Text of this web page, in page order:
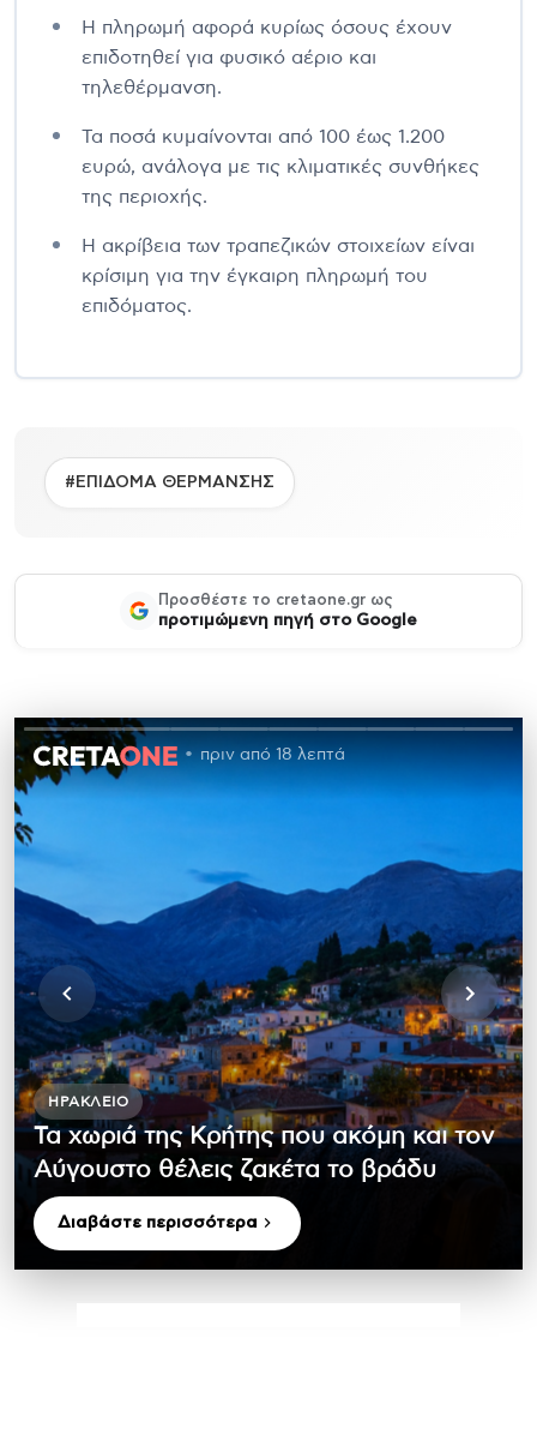
Η πληρωμή αφορά κυρίως όσους έχουν
επιδοτηθεί για φυσικό αέριο και
τηλεθέρμανση.
Τα ποσά κυμαίνονται από 100 έως 1.200
ευρώ, ανάλογα με τις κλιματικές συνθήκες
της περιοχής.
Η ακρίβεια των τραπεζικών στοιχείων είναι
κρίσιμη για την έγκαιρη πληρωμή του
επιδόματος.
#ΕΠΙΔΟΜΑ ΘΕΡΜΑΝΣΗΣ
Προσθέστε το cretaone.gr ως
προτιμώμενη πηγή στο Google
πριν από 18 λεπτά
ΗΡΆΚΛΕΙΟ
Τα χωριά της Κρήτης που ακόμη και τον
Αύγουστο θέλεις ζακέτα το βράδυ
Διαβάστε περισσότερα